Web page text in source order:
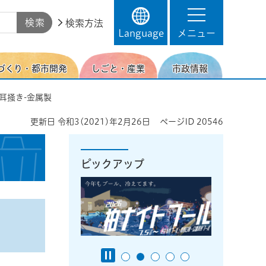
検索方法
Language
メニュー
くり・都市開発 しごと・産業 市政情報
掻き-金属製
更新日 令和3(2021)年2月26日 ページID 20546
ピックアップ